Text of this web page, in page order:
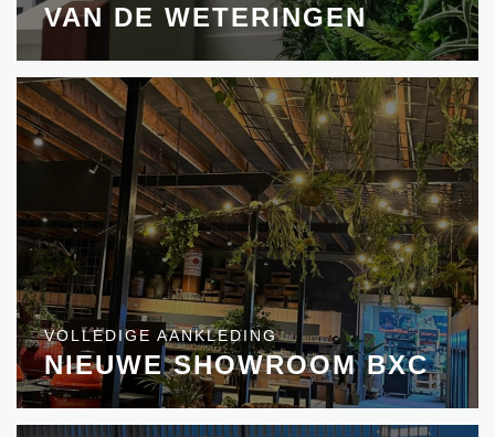
VAN DE WETERINGEN
VOLLEDIGE AANKLEDING
NIEUWE SHOWROOM BXC